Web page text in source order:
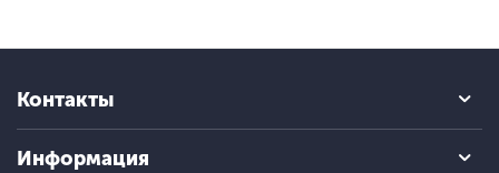
Контакты
Информация